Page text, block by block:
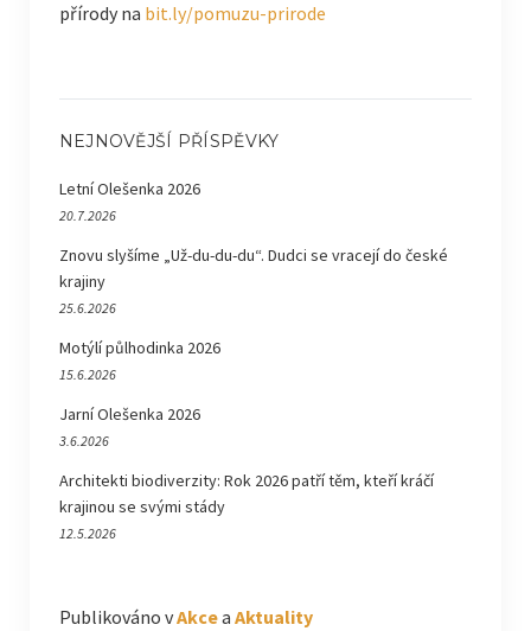
přírody na bit.ly/pomuzu-prirode
NEJNOVĚJŠÍ PŘÍSPĚVKY
Letní Olešenka 2026
20.7.2026
Znovu slyšíme „Už-du-du-du“. Dudci se vracejí do české
krajiny
25.6.2026
Motýlí půlhodinka 2026
15.6.2026
Jarní Olešenka 2026
3.6.2026
Architekti biodiverzity: Rok 2026 patří těm, kteří kráčí
krajinou se svými stády
12.5.2026
Publikováno vAkcea Aktuality